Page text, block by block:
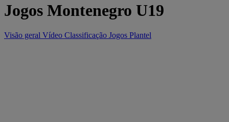
Jogos Montenegro U19
Visão geral Vídeo Classificação Jogos Plantel